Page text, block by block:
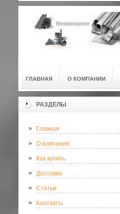
ГЛАВНАЯ О КОМПАНИИ
РАЗДЕЛЫ
Главная
О компании
Как купить
Доставка
Статьи
Контакты